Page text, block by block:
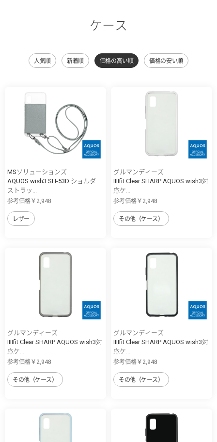
ケース
人気順 新着順 価格の高い順 価格の安い順
MSソリューションズ
AQUOS wish3 SH-53D ショルダー
ストラッ...
参考価格￥2,948
レザー
グルマンディーズ
IIIIfit Clear SHARP AQUOS wish3対
応ケ...
参考価格￥2,948
その他（ケース）
グルマンディーズ
IIIIfit Clear SHARP AQUOS wish3対
応ケ...
参考価格￥2,948
その他（ケース）
グルマンディーズ
IIIIfit Clear SHARP AQUOS wish3対
応ケ...
参考価格￥2,948
その他（ケース）